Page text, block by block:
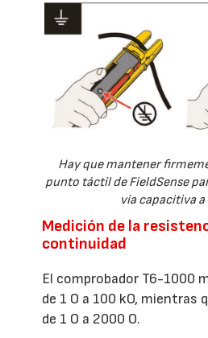
Hay que mantener
punto táctil de FieldSense
vía capacitiva
Medición de la
continuidad
El comprobador T6-1000
de 1 O a 100 kO, mientras
de 1 O a 2000 O.